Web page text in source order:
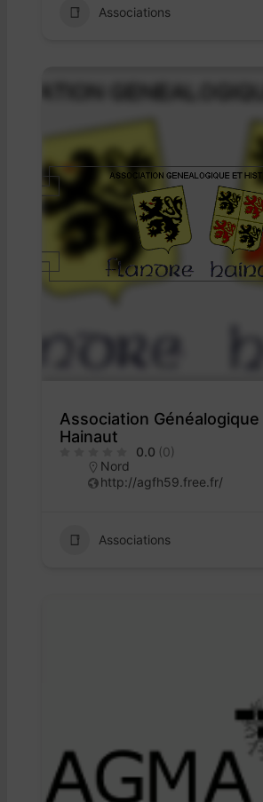
Associations
Association
Hainaut
0.0 (0)
Nord
http://agfh59.free.fr/
Associations